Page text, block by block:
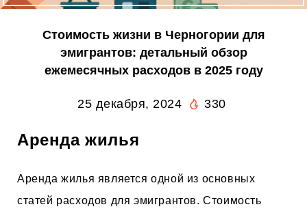
Стоимость жизни в Черногории для
эмигрантов: детальный обзор
ежемесячных расходов в 2025 году
25 декабря, 2024 330
Аренда жилья
Аренда жилья является одной из основных
статей расходов для эмигрантов. Стоимость